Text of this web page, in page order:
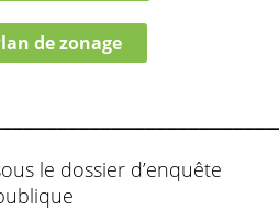
de zonage
le dossier d’enquête